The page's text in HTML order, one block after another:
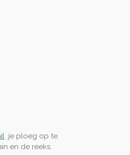
je ploeg op te
en de reeks.